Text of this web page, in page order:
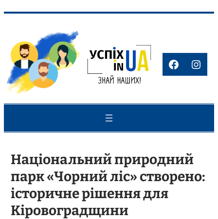
вмісту
Національний природний
парк «Чорний ліс» створено:
історичне рішення для
Кіровоградщини